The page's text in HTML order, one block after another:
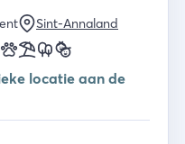
Sint-Annaland
locatie aan de